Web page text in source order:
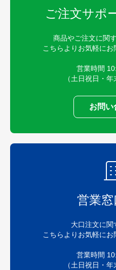
ご注文サポ
商品やご注文に関
こちらよりお気軽にお
営業時間
（土日祝日・年
お問い
営業
大口注文に関
こちらよりお気軽にお
営業時間
（土日祝日・年